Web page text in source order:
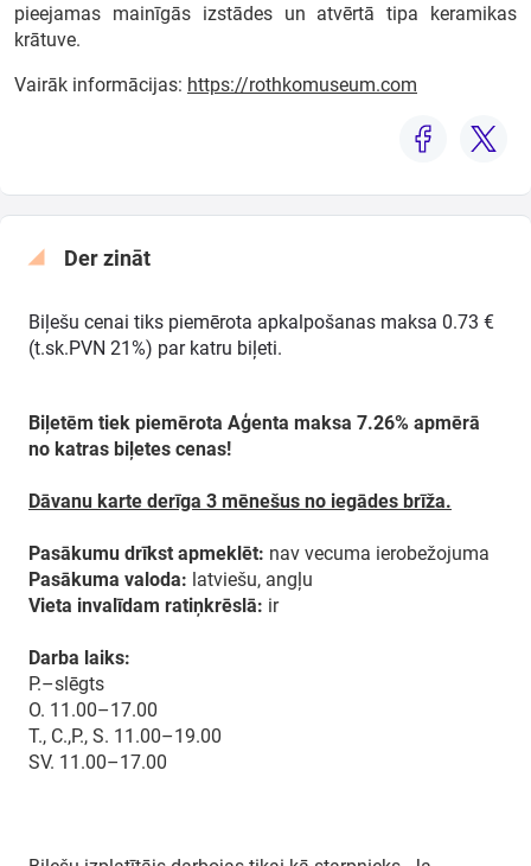
pieejamas mainīgās izstādes un atvērtā tipa keramikas
krātuve.
Vairāk informācijas: https://rothkomuseum.com
Der zināt
Biļešu cenai tiks piemērota apkalpošanas maksa 0.73 €
(t.sk.PVN 21%) par katru biļeti.
Biļetēm tiek piemērota Aģenta maksa 7.26% apmērā
no katras biļetes cenas!
Dāvanu karte derīga 3 mēnešus no iegādes brīža.
Pasākumu drīkst apmeklēt: nav vecuma ierobežojuma
Pasākuma valoda: latviešu, angļu
Vieta invalīdam ratiņkrēslā: ir
Darba laiks:
P.–slēgts
O. 11.00–17.00
T., C.,P., S. 11.00–19.00
SV. 11.00–17.00